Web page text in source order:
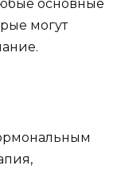
основные
могут